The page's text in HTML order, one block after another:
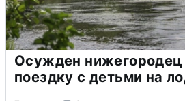
Осужден нижегородец
поездку с детьми на